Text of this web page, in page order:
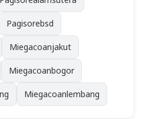
Pagisorebsd
Miegacoanjakut
Miegacoanbogor
Miegacoanlembang